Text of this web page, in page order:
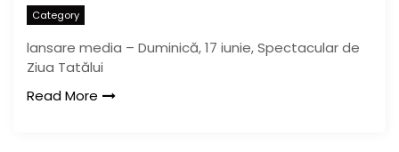
Category
lansare media – Duminică, 17 iunie, Spectacular de
Ziua Tatălui
Read More